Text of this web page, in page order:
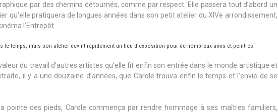
par des chemins détournés, comme par respect. Elle passera tout d’abord un
qu’elle pratiquera de longues années dans son petit atelier du XIVe arrondissement,
l’Entrepôt.
le temps, mais son atelier devint rapidement un lieu d’exposition pour de nombreux amis et peintres.
du travail d’autres artistes qu’elle fit enfin son entrée dans le monde artistique et
il y a une douzaine d’années, que Carole trouva enfin le temps et l’envie de se
pointe des pieds, Carole commença par rendre hommage à ses maîtres familiers,